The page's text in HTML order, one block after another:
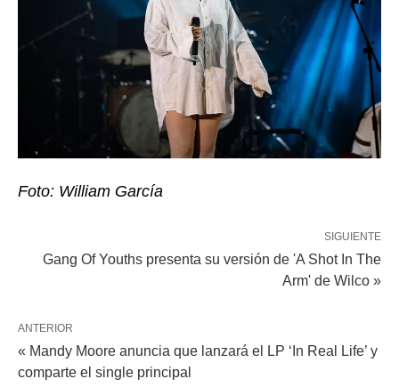
Foto: William García
SIGUIENTE
Gang Of Youths presenta su versión de 'A Shot In The
Arm' de Wilco »
ANTERIOR
« Mandy Moore anuncia que lanzará el LP ‘In Real Life’ y
comparte el single principal